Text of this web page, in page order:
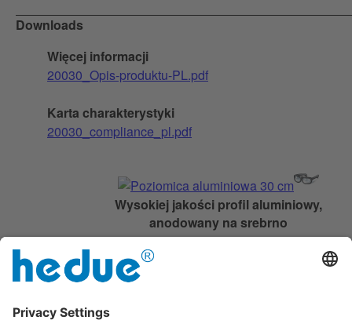
Downloads
Więcej informacji
20030_Opis-produktu-PL.pdf
Karta charakterystyki
20030_compliance_pl.pdf
Wysokiej jakości profil aluminiowy,
anodowany na srebrno